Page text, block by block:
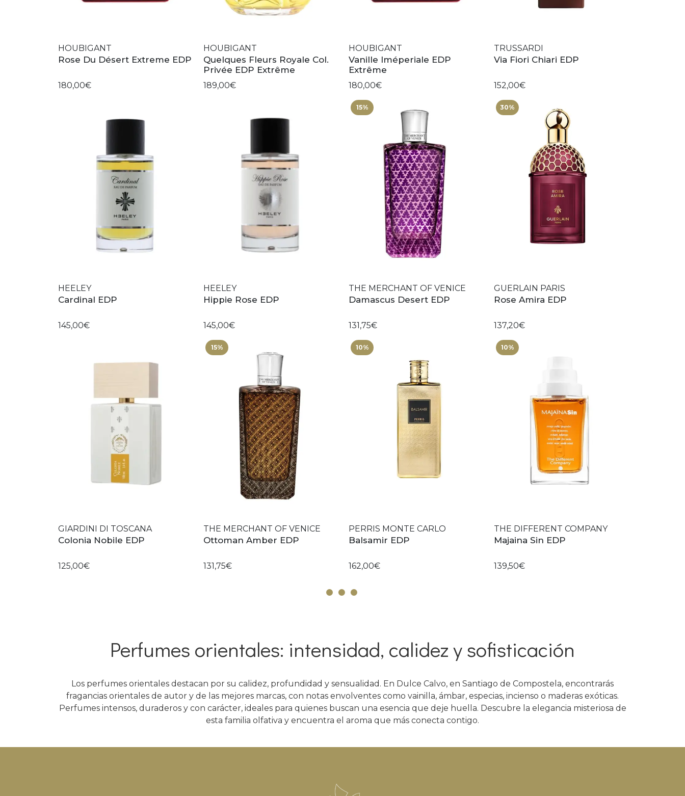
HOUBIGANT
Rose Du Désert Extreme EDP
180,00€
HOUBIGANT
Quelques Fleurs Royale Col.
Privée EDP Extrême
189,00€
HOUBIGANT
Vanille Iméperiale EDP
Extrême
180,00€
TRUSSARDI
Via Fiori Chiari EDP
152,00€
HEELEY
Cardinal EDP
145,00€
HEELEY
Hippie Rose EDP
145,00€
15%
THE MERCHANT OF VENICE
Damascus Desert EDP
131,75€
30%
GUERLAIN PARIS
Rose Amira EDP
137,20€
GIARDINI DI TOSCANA
Colonia Nobile EDP
125,00€
15%
THE MERCHANT OF VENICE
Ottoman Amber EDP
131,75€
10%
PERRIS MONTE CARLO
Balsamir EDP
162,00€
10%
THE DIFFERENT COMPANY
Majaina Sin EDP
139,50€
Perfumes orientales: intensidad, calidez y sofisticación
Los perfumes orientales destacan por su calidez, profundidad y sensualidad. En Dulce Calvo, en Santiago de Compostela, encontrarás
fragancias orientales de autor y de las mejores marcas, con notas envolventes como vainilla, ámbar, especias, incienso o maderas exóticas.
Perfumes intensos, duraderos y con carácter, ideales para quienes buscan una esencia que deje huella. Descubre la elegancia misteriosa de
esta familia olfativa y encuentra el aroma que más conecta contigo.